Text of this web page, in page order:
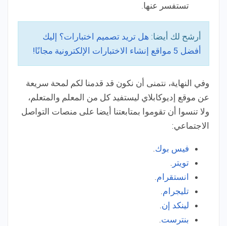
تستفسر عنها.
أرشح لك أيضا: هل تريد تصميم اختبارات؟ إليك
أفضل 5 مواقع إنشاء الاختبارات الإلكترونية مجانًا!
وفي النهاية، نتمنى أن نكون قد قدمنا لكم لمحة سريعة
عن موقع إديوكابلاي ليستفيد كل من المعلم والمتعلم،
ولا تنسوا أن تقوموا بمتابعتنا أيضا على منصات التواصل
الاجتماعي:
فيس بوك.
تويتر .
انستقرام.
تليجرام.
لينكد إن.
بنترست.